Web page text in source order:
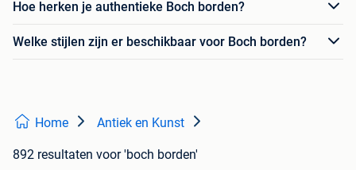
Hoe herken je authentieke Boch borden?
Welke stijlen zijn er beschikbaar voor Boch borden?
Home Antiek en Kunst
892 resultaten voor 'boch borden'